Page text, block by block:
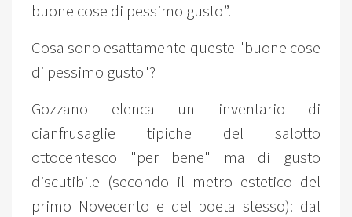
buone cose di pessimo gusto”.
Cosa sono esattamente queste "buone cose
di pessimo gusto"?
Gozzano elenca un inventario di
cianfrusaglie tipiche del salotto
ottocentesco "per bene" ma di gusto
discutibile (secondo il metro estetico del
primo Novecento e del poeta stesso): dal